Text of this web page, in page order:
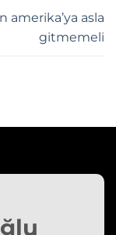
amerika’ya asla
gitmemeli